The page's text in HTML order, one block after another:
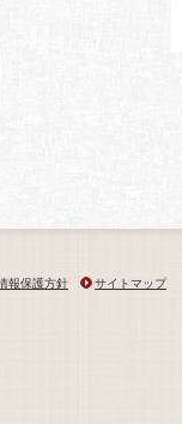
報保護方針 サイトマップ